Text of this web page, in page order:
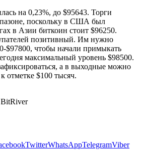
на 0,23%, до $95643. Торги
поскольку в США был
в Азии биткоин стоит $96250.
позитивный. Им нужно
$97800, чтобы начали примыкать
максимальный уровень $98500.
а в выходные можно
отметке $100 тысяч.
TwitterWhatsAppTelegramViber